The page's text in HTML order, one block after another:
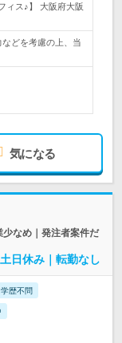
ィス♪】 大阪府大阪
どを考慮の上、当
気になる
なめ｜発注者案件だ
日休み｜転勤なし
学歴不問